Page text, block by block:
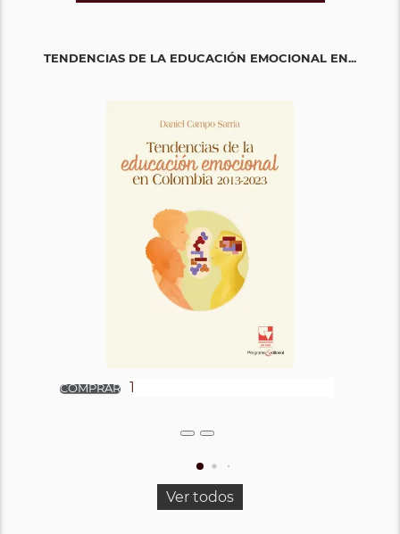
TENDENCIAS DE LA EDUCACIÓN EMOCIONAL EN...
Ver todos